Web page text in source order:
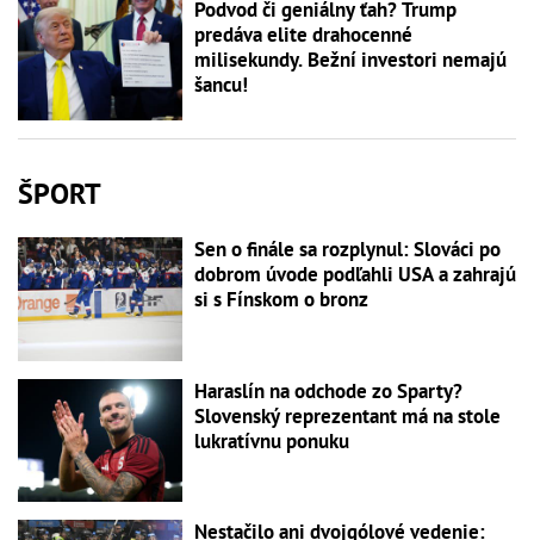
Podvod či geniálny ťah? Trump
predáva elite drahocenné
milisekundy. Bežní investori nemajú
šancu!
ŠPORT
Sen o finále sa rozplynul: Slováci po
dobrom úvode podľahli USA a zahrajú
si s Fínskom o bronz
Haraslín na odchode zo Sparty?
Slovenský reprezentant má na stole
lukratívnu ponuku
Nestačilo ani dvojgólové vedenie: